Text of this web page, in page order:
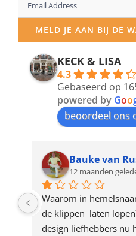
your
email
address
product
MELD JE AAN BIJ DE
KECK & LISA
4.3
Gebaseerd op
powered by Goo
beoordeel ons
Bauke van
12 maanden
Waarom in
de klippen  laten
design liefhebbers nu